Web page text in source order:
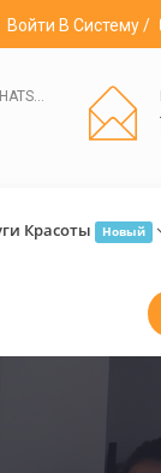
Войти В Систему /
ЛИНИЯ ПОДДЕРЖКИ WHATSAPP
Красоты Новый